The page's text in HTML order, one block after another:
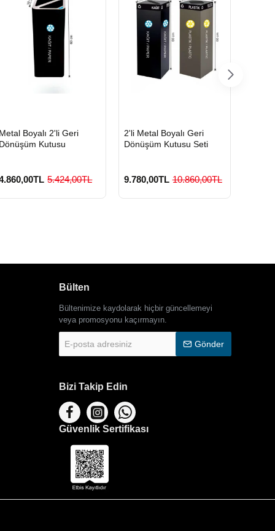
GÖNDERİ
Metal Boyalı 2'li Geri
Dönüşüm Kutusu
5.424,00TL
GÖNDERİ
2'li Metal Boyalı Geri
Dönüşüm Kutusu Seti
9.780,00TL 10.860,00TL
Bülten
Bültenimize kaydolarak hiçbir güncellemeyi
veya promosyonu kaçırmayın.
posta
Gönder
Bizi Takip Edin
Güvenlik Sertifikası